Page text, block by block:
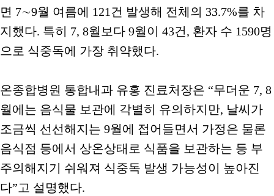
면 7∼9월 여름에 121건 발생해 전체의 33.7%를 차
지했다. 특히 7, 8월보다 9월이 43건, 환자 수 1590명
으로 식중독에 가장 취약했다.
온종합병원 통합내과 유홍 진료처장은 “무더운 7, 8
월에는 음식물 보관에 각별히 유의하지만, 날씨가
조금씩 선선해지는 9월에 접어들면서 가정은 물론
음식점 등에서 상온상태로 식품을 보관하는 등 부
주의해지기 쉬워져 식중독 발생 가능성이 높아진
다”고 설명했다.